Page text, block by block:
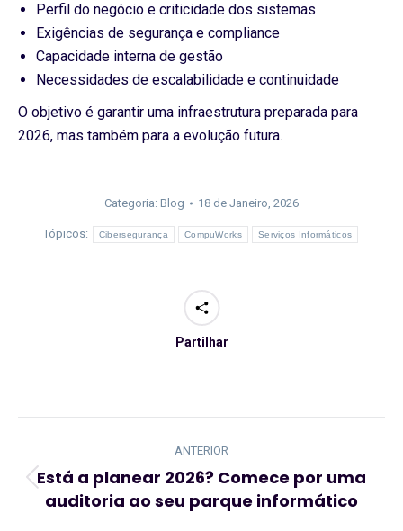
Perfil do negócio e criticidade dos sistemas
Exigências de segurança e compliance
Capacidade interna de gestão
Necessidades de escalabilidade e continuidade
O objetivo é garantir uma infraestrutura preparada para
2026, mas também para a evolução futura.
Categoria: Blog 18 de Janeiro, 2026
Tópicos: Cibersegurança CompuWorks Serviços Informáticos
Partilhar
post:
ANTERIOR
Artigo
anterior:
Está a planear 2026? Comece por uma
auditoria ao seu parque informático